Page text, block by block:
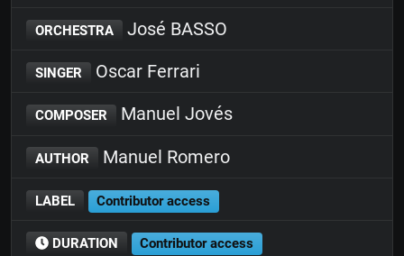
ORCHESTRA José BASSO
SINGER Oscar Ferrari
COMPOSER Manuel Jovés
AUTHOR Manuel Romero
LABEL Contributor access
DURATION Contributor access